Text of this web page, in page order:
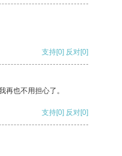
支持[0] 反对[0]
也不用担心了。
支持[0] 反对[0]